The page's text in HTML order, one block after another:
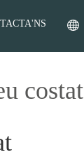
costat